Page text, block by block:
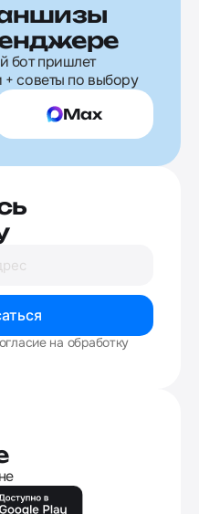
бот пришлет
советы по выбору
Max
на обработку